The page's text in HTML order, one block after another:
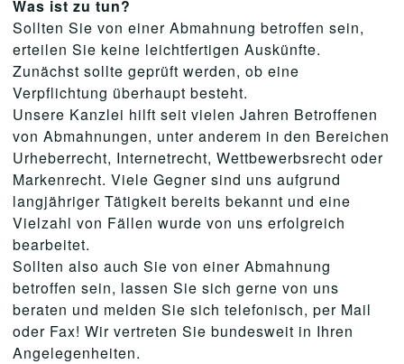
Was ist zu tun?
Sollten Sie von einer Abmahnung betroffen sein,
erteilen Sie keine leichtfertigen Auskünfte.
Zunächst sollte geprüft werden, ob eine
Verpflichtung überhaupt besteht.
Unsere Kanzlei hilft seit vielen Jahren Betroffenen
von Abmahnungen, unter anderem in den Bereichen
Urheberrecht, Internetrecht, Wettbewerbsrecht oder
Markenrecht. Viele Gegner sind uns aufgrund
langjähriger Tätigkeit bereits bekannt und eine
Vielzahl von Fällen wurde von uns erfolgreich
bearbeitet.
Sollten also auch Sie von einer Abmahnung
betroffen sein, lassen Sie sich gerne von uns
beraten und melden Sie sich telefonisch, per Mail
oder Fax! Wir vertreten Sie bundesweit in Ihren
Angelegenheiten.